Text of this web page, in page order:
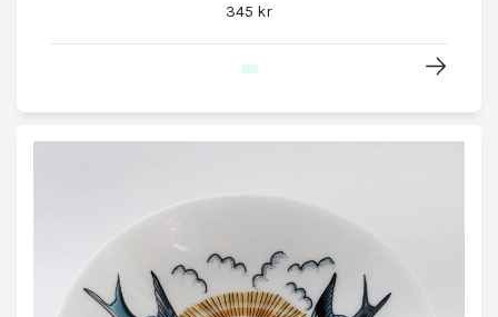
345 kr